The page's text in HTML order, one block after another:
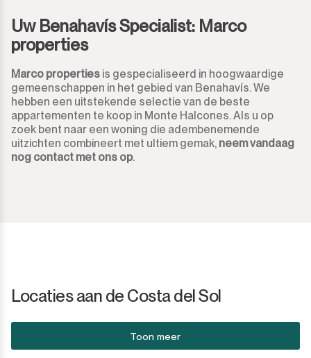
Uw Benahavís Specialist: Marco
properties
Marco properties is gespecialiseerd in hoogwaardige
gemeenschappen in het gebied van Benahavís. We
hebben een uitstekende selectie van de beste
appartementen te koop in Monte Halcones. Als u op
zoek bent naar een woning die adembenemende
uitzichten combineert met ultiem gemak, neem vandaag
nog contact met ons op.
Locaties aan de Costa del Sol
Toon meer